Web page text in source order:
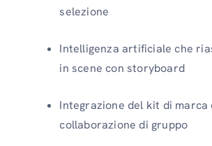
selezione
Intelligenza artificiale che
in scene con storyboard
Integrazione del kit di
collaborazione di gruppo